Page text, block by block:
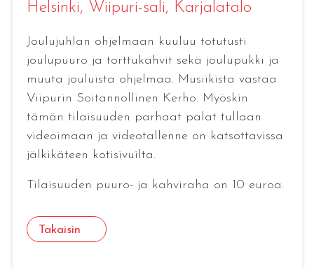
Helsinki, Wiipuri-sali, Karjalatalo
Joulujuhlan ohjelmaan kuuluu totutusti
joulupuuro ja torttukahvit sekä joulupukki ja
muuta jouluista ohjelmaa. Musiikista vastaa
Viipurin Soitannollinen Kerho. Myöskin
tämän tilaisuuden parhaat palat tullaan
videoimaan ja videotallenne on katsottavissa
jälkikäteen kotisivuilta.
Tilaisuuden puuro- ja kahviraha on 10 euroa.
Takaisin